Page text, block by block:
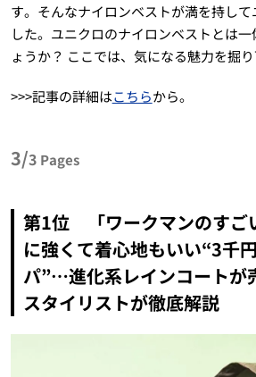
す。そんなナイロンベストが満を持し
した。ユニクロのナイロンベストとは
ょうか？ ここでは、気になる魅力を掘り
>>>記事の詳細はこちらから。
3/3 Pages
第1位 「ワークマンのすご
に強くて着心地もいい“3千
パ”…進化系レインコートが
スタイリストが徹底解説